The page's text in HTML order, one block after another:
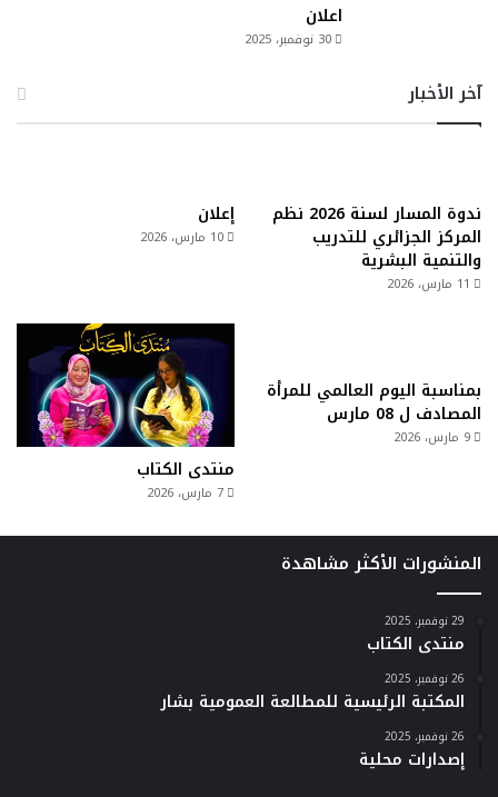
اعلان
30 نوفمبر، 2025
آخر الأخبار
ندوة المسار لسنة 2026 نظم
المركز الجزائري للتدريب
والتنمية البشرية
11 مارس، 2026
إعلان
10 مارس، 2026
بمناسبة اليوم العالمي للمرأة
المصادف ل 08 مارس
9 مارس، 2026
منتدى الكتاب
7 مارس، 2026
المنشورات الأكثر مشاهدة
29 نوفمبر، 2025
منتدى الكتاب
26 نوفمبر، 2025
المكتبة الرئيسية للمطالعة العمومية بشار
26 نوفمبر، 2025
إصدارات محلية